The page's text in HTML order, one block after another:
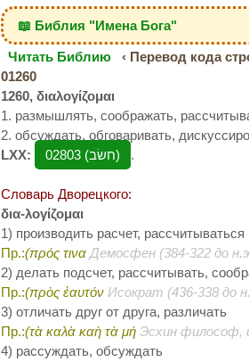
📖 Библия "Имена Бога"
Читать Библию
‹ Перевод кода
01260
1260, διαλογίζομαι
1. размышлять, соображать,
2. обсуждать, обговаривать,
LXX:
02803 (חשׂב‎) .
Словарь Дворецкого:
δια-λογίζομαι
1) производить расчет, рассчитываться
Пр.:(πρός τινα Демосфен (384-322 до
2) делать подсчет, рассчитывать,
Пр.:(πρὸς ἑαυτόν Исократ (436-338 до
3) отличать друг от друга, различать
Пр.:(τὰ καλὰ καὴ τὰ μή Эсхин философ,
4) рассуждать, обсуждать